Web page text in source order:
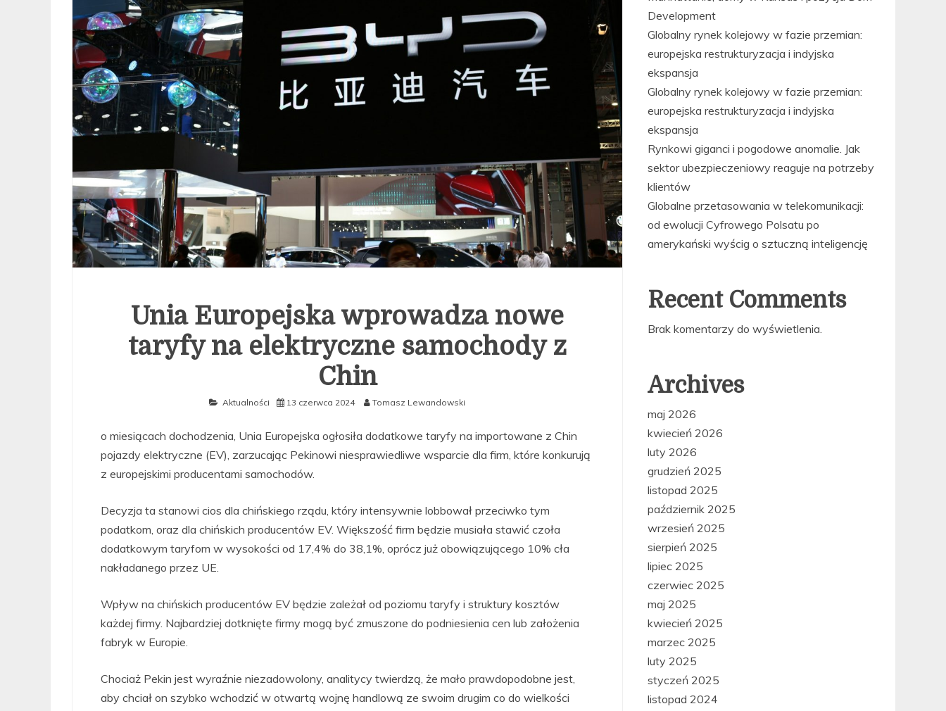
Unia Europejska wprowadza nowe
taryfy na elektryczne samochody z
Chin
Aktualności 13 czerwca 2024 Tomasz Lewandowski
o miesiącach dochodzenia, Unia Europejska ogłosiła dodatkowe taryfy na importowane z Chin
pojazdy elektryczne (EV), zarzucając Pekinowi niesprawiedliwe wsparcie dla firm, które konkurują
z europejskimi producentami samochodów.
Decyzja ta stanowi cios dla chińskiego rządu, który intensywnie lobbował przeciwko tym
podatkom, oraz dla chińskich producentów EV. Większość firm będzie musiała stawić czoła
dodatkowym taryfom w wysokości od 17,4% do 38,1%, oprócz już obowiązującego 10% cła
nakładanego przez UE.
Wpływ na chińskich producentów EV będzie zależał od poziomu taryfy i struktury kosztów
każdej firmy. Najbardziej dotknięte firmy mogą być zmuszone do podniesienia cen lub założenia
fabryk w Europie.
Chociaż Pekin jest wyraźnie niezadowolony, analitycy twierdzą, że mało prawdopodobne jest,
aby chciał on szybko wchodzić w otwartą wojnę handlową ze swoim drugim co do wielkości
Development
Globalny rynek kolejowy w fazie przemian:
europejska restrukturyzacja i indyjska
ekspansja
Globalny rynek kolejowy w fazie przemian:
europejska restrukturyzacja i indyjska
ekspansja
Rynkowi giganci i pogodowe anomalie. Jak
sektor ubezpieczeniowy reaguje na potrzeby
klientów
Globalne przetasowania w telekomunikacji:
od ewolucji Cyfrowego Polsatu po
amerykański wyścig o sztuczną inteligencję
Recent Comments
Brak komentarzy do wyświetlenia.
Archives
maj 2026
kwiecień 2026
luty 2026
grudzień 2025
listopad 2025
październik 2025
wrzesień 2025
sierpień 2025
lipiec 2025
czerwiec 2025
maj 2025
kwiecień 2025
marzec 2025
luty 2025
styczeń 2025
listopad 2024